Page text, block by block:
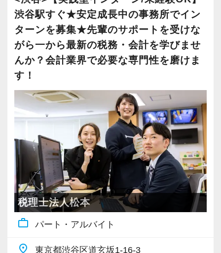
やる気とスキルに応じて、小さな黒字の会社、
資本金1億円超規模の会社、上場会社の子会社、
上場会社、上場準備会社など段階的に難易度が
上がる仕事をお任せします。
【2015年に税理士法人化、あなたの実力を発揮
できる環境です！】
2015年12月に税理士法人化しました。
お客様は上場を目指すスタートアップが中心
で、法人化以来、毎年15%の勢いで成⻑を続け
ています。
Gemstone=「原石」という意味。原石である皆
さんを輝かせることを大事に、熱意とポテンシ
ャル重視、人物重視の採用を行っています。
【スタートアップ企業の支援に特化した税理士
渋谷駅すぐ★安定成長中の事務所でイン
ターンを募集★先輩のサポートを受けな
がら一から最新の税務・会計を学びませ
んか？会計業界で必要な専門性を磨けま
す！
税理士法人松本
work_outline パート・アルバイト
place 東京都渋谷区道玄坂1-16-3